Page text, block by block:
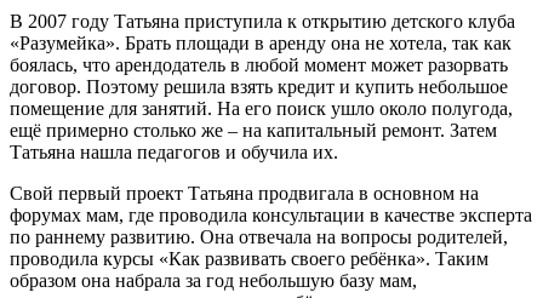
В 2007 году Татьяна приступила к открытию детского клуба
«Разумейка». Брать площади в аренду она не хотела, так как
боялась, что арендодатель в любой момент может разорвать
договор. Поэтому решила взять кредит и купить небольшое
помещение для занятий. На его поиск ушло около полугода,
ещё примерно столько же – на капитальный ремонт. Затем
Татьяна нашла педагогов и обучила их.
Свой первый проект Татьяна продвигала в основном на
форумах мам, где проводила консультации в качестве эксперта
по раннему развитию. Она отвечала на вопросы родителей,
проводила курсы «Как развивать своего ребёнка». Таким
образом она набрала за год небольшую базу мам,